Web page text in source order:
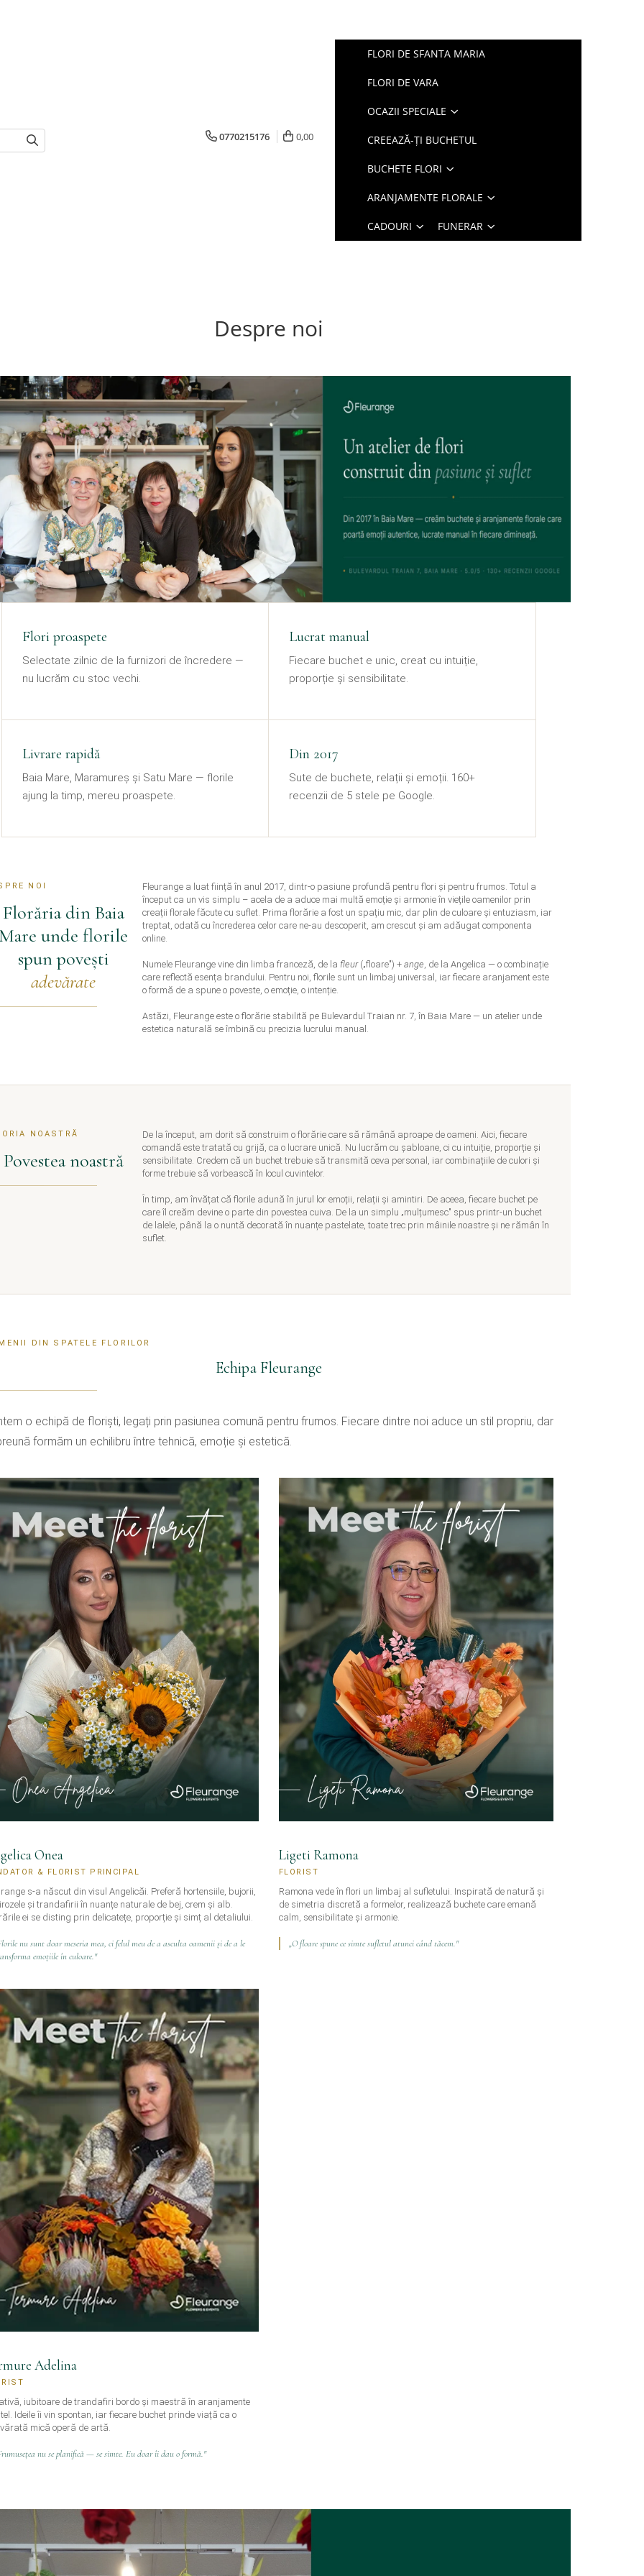
0770215176 0,00
FLORI DE SFANTA MARIA
FLORI DE VARA
OCAZII SPECIALE
CREEAZĂ-ȚI BUCHETUL
BUCHETE FLORI
ARANJAMENTE FLORALE
CADOURI FUNERAR
Despre noi
Flori proaspete
Selectate zilnic de la furnizori de încredere —
nu lucrăm cu stoc vechi.
Lucrat manual
Fiecare buchet e unic, creat cu intuiție,
proporție și sensibilitate.
Livrare rapidă
Baia Mare, Maramureș și Satu Mare — florile
ajung la timp, mereu proaspete.
Din 2017
Sute de buchete, relații și emoții. 160+
recenzii de 5 stele pe Google.
NOI
Florăria din Baia
unde florile
spun povești
adevărate
Fleurange a luat ființă în anul 2017, dintr-o pasiune profundă pentru flori și pentru frumos. Totul a
început ca un vis simplu – acela de a aduce mai multă emoție și armonie în viețile oamenilor prin
creații florale făcute cu suflet. Prima florărie a fost un spațiu mic, dar plin de culoare și entuziasm, iar
treptat, odată cu încrederea celor care ne-au descoperit, am crescut și am adăugat componenta
online.
Numele Fleurange vine din limba franceză, de la fleur(„floare") + ange, de la Angelica — o combinație
care reflectă esența brandului. Pentru noi, florile sunt un limbaj universal, iar fiecare aranjament este
o formă de a spune o poveste, o emoție, o intenție.
Astăzi, Fleurange este o florărie stabilită pe Bulevardul Traian nr. 7, în Baia Mare — un atelier unde
estetica naturală se îmbină cu precizia lucrului manual.
NOASTRĂ
Povestea noastră
De la început, am dorit să construim o florărie care să rămână aproape de oameni. Aici, fiecare
comandă este tratată cu grijă, ca o lucrare unică. Nu lucrăm cu șabloane, ci cu intuiție, proporție și
sensibilitate. Credem că un buchet trebuie să transmită ceva personal, iar combinațiile de culori și
forme trebuie să vorbească în locul cuvintelor.
În timp, am învățat că florile adună în jurul lor emoții, relații și amintiri. De aceea, fiecare buchet pe
care îl creăm devine o parte din povestea cuiva. De la un simplu „mulțumesc" spus printr-un buchet
de lalele, până la o nuntă decorată în nuanțe pastelate, toate trec prin mâinile noastre și ne rămân în
suflet.
DIN SPATELE FLORILOR
Echipa Fleurange
o echipă de floriști, legați prin pasiunea comună pentru frumos. Fiecare dintre noi aduce un stil propriu, dar
formăm un echilibru între tehnică, emoție și estetică.
Onea
& FLORIST PRINCIPAL
s-a născut din visul Angelicăi. Preferă hortensiile, bujorii,
și trandafirii în nuanțe naturale de bej, crem și alb.
ei se disting prin delicatețe, proporție și simț al detaliului.
nu sunt doar meseria mea, ci felul meu de a asculta oamenii și de a le
emoțiile în culoare."
Ligeti Ramona
FLORIST
Ramona vede în flori un limbaj al sufletului. Inspirată de natură și
de simetria discretă a formelor, realizează buchete care emană
calm, sensibilitate și armonie.
„O floare spune ce simte sufletul atunci când tăcem."
Adelina
iubitoare de trandafiri bordo și maestră în aranjamente
Ideile îi vin spontan, iar fiecare buchet prinde viață ca o
mică operă de artă.
nu se planifică — se simte. Eu doar îi dau o formă."